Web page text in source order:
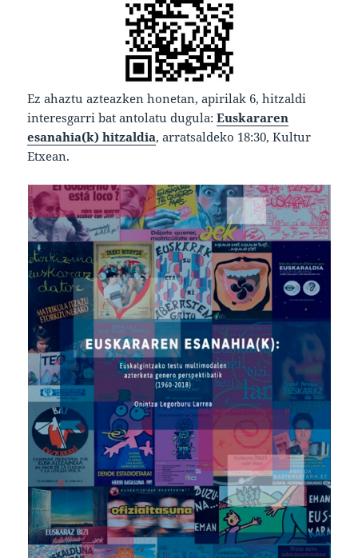
Ez ahaztu azteazken honetan, apirilak 6, hitzaldi
interesgarri bat antolatu dugula:Euskararen
esanahia(k) hitzaldia, arratsaldeko 18:30, Kultur
Etxean.